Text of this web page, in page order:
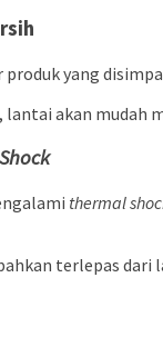
produk yang
akan mudah
thermal
terlepas